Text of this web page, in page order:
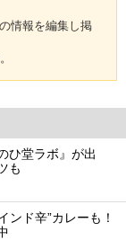
情報を編集し掲
ひ堂ラボ』が出
も
ンド辛”カレーも！